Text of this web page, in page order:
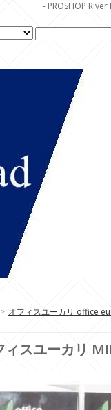
- PROSHOP
> オフィスユーカリ office
ィスユーカリ